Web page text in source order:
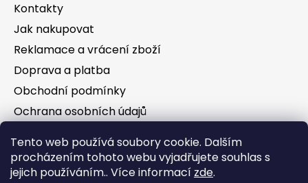
Tento web používá soubory cookie. Dalším
procházením tohoto webu vyjadřujete souhlas s
jejich používáním.. Více informací zde.
Kontakty
Jak nakupovat
Reklamace a vrácení zboží
Doprava a platba
Obchodní podmínky
Ochrana osobních údajů
Facebook